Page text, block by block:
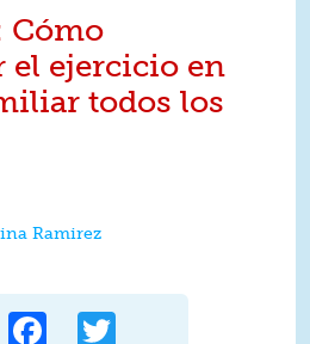
Cómo
el ejercicio en
todos los
Ramirez
Facebook